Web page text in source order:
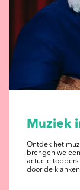
Muziek
Ontdek het
brengen we
actuele toppers
door de